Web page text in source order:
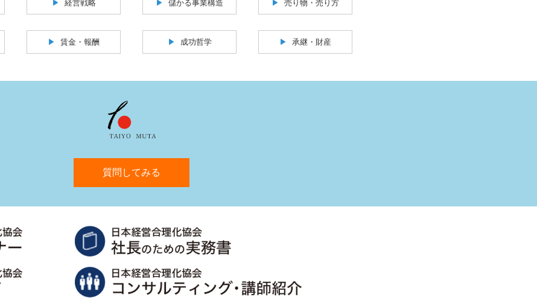
経営戦略 儲かる事業構造 売り物・売り方
賃金・報酬 成功哲学 承継・財産
質問してみる